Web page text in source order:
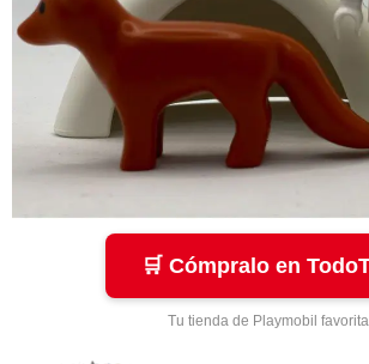
🛒 Cómpralo en
Tu tienda de Playmobil favorita